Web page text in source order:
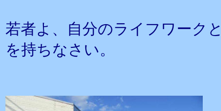
若者よ、自分のライフワーク
を持ちなさい。